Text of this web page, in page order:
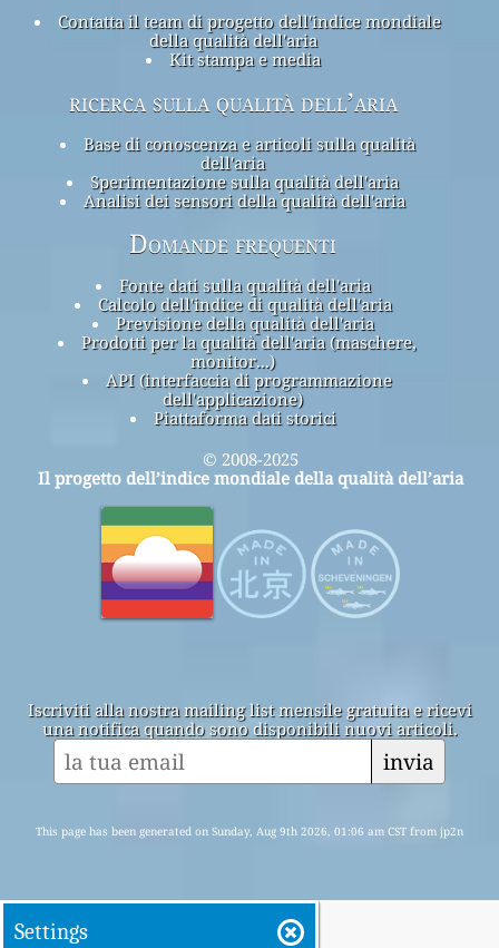
Contatta il team di progetto dell'indice mondiale
della qualità dell'aria
Kit stampa e media
ricerca sulla qualità dell’aria
Base di conoscenza e articoli sulla qualità
dell'aria
Sperimentazione sulla qualità dell'aria
Analisi dei sensori della qualità dell'aria
Domande frequenti
Fonte dati sulla qualità dell'aria
Calcolo dell'indice di qualità dell'aria
Previsione della qualità dell'aria
Prodotti per la qualità dell'aria (maschere,
monitor...)
API (interfaccia di programmazione
dell'applicazione)
Piattaforma dati storici
© 2008-2025
Il progetto dell’indice mondiale della qualità dell’aria
Iscriviti alla nostra mailing list mensile gratuita e ricevi
una notifica quando sono disponibili nuovi articoli.
invia
This page has been generated on Sunday, Aug 9th 2026, 01:06 am CST from jp2n
Settings